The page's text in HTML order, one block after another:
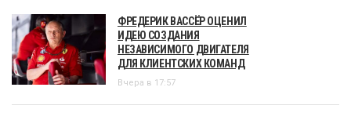
ФРЕДЕРИК ВАССЁР ОЦЕНИЛ
ИДЕЮ СОЗДАНИЯ
НЕЗАВИСИМОГО ДВИГАТЕЛЯ
ДЛЯ КЛИЕНТСКИХ КОМАНД
Вчера в 17:57